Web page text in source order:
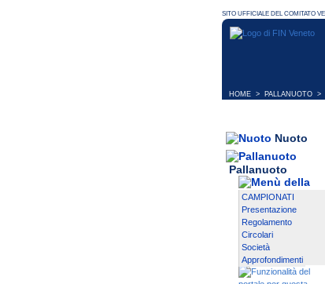
HOME > PALLANUOTO >
Nuoto
Pallanuoto
CAMPIONATI
Presentazione
Regolamento
Circolari
Società
Approfondimenti